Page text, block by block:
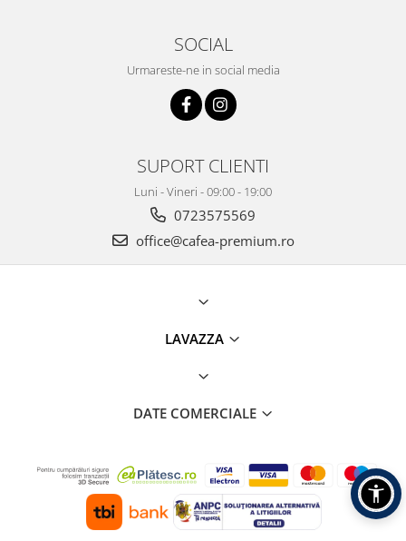
SOCIAL
Urmareste-ne in social media
SUPORT CLIENTI
Luni - Vineri - 09:00 - 19:00
0723575569
office@cafea-premium.ro
LAVAZZA
DATE COMERCIALE